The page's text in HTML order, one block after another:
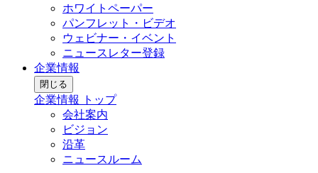
ホワイトペーパー
パンフレット・ビデオ
ウェビナー・イベント
ニュースレター登録
企業情報
閉じる
企業情報 トップ
会社案内
ビジョン
沿革
ニュースルーム